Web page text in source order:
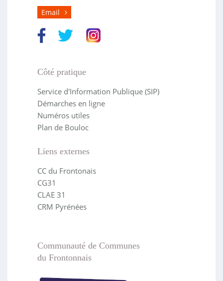
Email
Côté pratique
Service d'Information Publique (SIP)
Démarches en ligne
Numéros utiles
Plan de Bouloc
Liens externes
CC du Frontonais
CG31
CLAE 31
CRM Pyrénées
Communauté de Communes
du Frontonnais